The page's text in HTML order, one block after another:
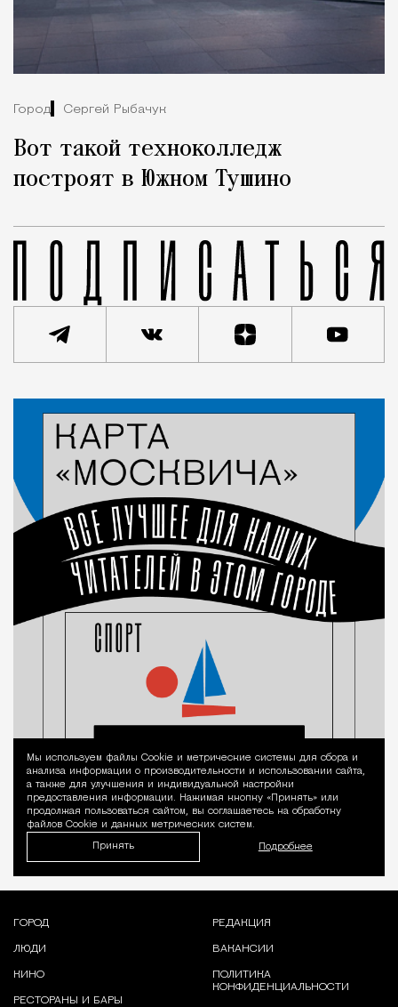
Город Сергей Рыбачук
Вот такой техноколледж
построят в Южном Тушино
Уведомление
Мы используем файлы Сookie и метрические системы для сбора и
анализа информации о производительности и использовании сайта,
а также для улучшения и индивидуальной настройки
предоставления информации. Нажимая кнопку «Принять» или
продолжая пользоваться сайтом, вы соглашаетесь на обработку
файлов Cookie и данных метрических систем.
Принять Подробнее
ГОРОД
ЛЮДИ
КИНО
РЕСТОРАНЫ И БАРЫ
РЕДАКЦИЯ
ВАКАНСИИ
ПОЛИТИКА
КОНФИДЕНЦИАЛЬНОСТИ